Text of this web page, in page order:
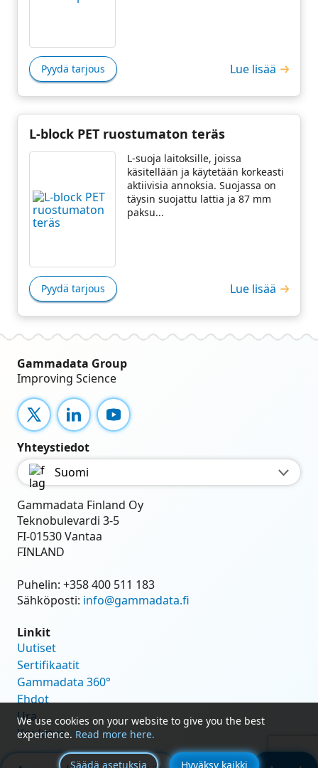
Pyydä tarjous Lue lisää
L-block PET ruostumaton teräs
L-suoja laitoksille, joissa
käsitellään ja käytetään korkeasti
aktiivisia annoksia. Suojassa on
täysin suojattu lattia ja 87 mm
paksu...
Pyydä tarjous Lue lisää
We use cookies on your website to give you the best
experience. Read more here.
Säädä asetuksia Hyväksy kaikki
Gammadata Group
Improving Science
X LinkedInYouTube
Yhteystiedot
Suomi
Gammadata Finland Oy
Teknobulevardi 3-5
FI-01530 Vantaa
FINLAND
Puhelin: +358 400 511 183
Sähköposti: info@gammadata.fi
Linkit
Uutiset
Sertifikaatit
Gammadata 360°
Ehdot
Ura
Koulutus